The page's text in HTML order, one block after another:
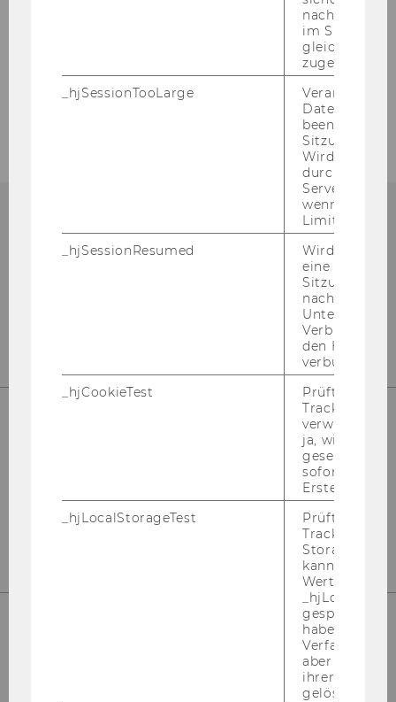
Workshop Die Kraft der Mitgliedschaft
Workshop Wirkungsanalyse in der Praxis
npo­Aus­tria
E-​Mail:npo­aus­tria@wu.ac.at
Büro: Mo.-Fr. 09:00 bis 17:00
im
gleichen
zugeordnet
_hjSessionTooLarge
Veranlasst
beenden,
Sitzung zu
Wird
durch ein
Servers
wenn die
Limit
_hjSessionResumed
Wird gesetzt,
eine
Sitzung/
nach einer
Verbindung
den Hotjar-
verbunden
_hjCookieTest
Prüft, ob der
Tracking
verwenden
ja, wird ein
gesetzt. Wird
sofort nach
Erstellung
_hjLocalStorageTest
Prüft, ob der
Tracking
Storage
kann. Wenn
Wert 1
haben keine
Verfallszeit,
aber fast
ihrer
gelöscht.